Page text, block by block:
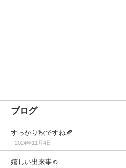
ブログ
すっかり秋ですね🍂
2024年11月4日
嬉しい出来事☺️